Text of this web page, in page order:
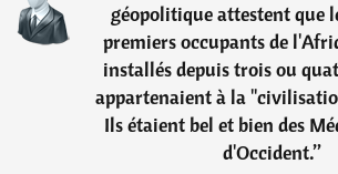
géopolitique attestent que
premiers occupants de
installés depuis trois ou
appartenaient à la
Ils étaient bel et bien des
d'Occident.”